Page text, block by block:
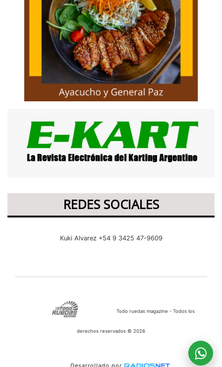
REDES SOCIALES
Kuki Alvarez +54 9 3425 47-9609
Todo ruedas magazine - Todos los
derechos reservados © 2026